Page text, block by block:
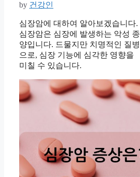
by 건강인
심장암에 대하여 알아보겠습니다.
심장암은 심장에 발생하는 악성 종
양입니다. 드물지만 치명적인 질병
으로, 심장 기능에 심각한 영향을
미칠 수 있습니다.